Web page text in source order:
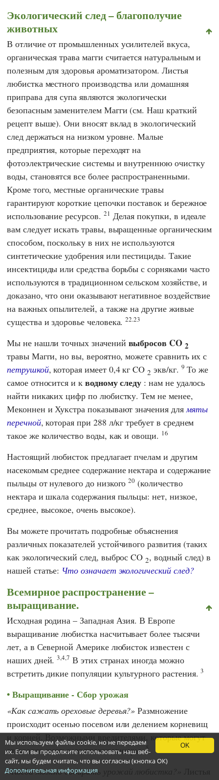
Экологический след – благополучие
животных
В отличие от промышленных усилителей вкуса,
органическая трава магги считается натуральным и
полезным для здоровья ароматизатором. Листья
любистка местного производства или домашняя
приправа для супа являются экологически
безопасным заменителем Магги (см. Наш краткий
рецепт выше). Они вносят вклад в экологический
след держаться на низком уровне. Малые
предприятия, которые переходят на
фотоэлектрические системы и внутреннюю очистку
воды, становятся все более распространенными.
Кроме того, местные органические травы
гарантируют короткие цепочки поставок и бережное
использование ресурсов. 21 Делая покупки, в идеале
вам следует искать травы, выращенные органическим
способом, поскольку в них не используются
синтетические удобрения или пестициды. Такие
инсектициды или средства борьбы с сорняками часто
используются в традиционном сельском хозяйстве, и
доказано, что они оказывают негативное воздействие
на важных опылителей, а также на другие живые
существа и здоровье человека.22.23
Мы не нашли точных значений выбросов CO 2
травы Магги, но вы, вероятно, можете сравнить их с
петрушкой, которая имеет 0,4 кг CO2 экв/кг. 9 То же
самое относится и к водному следу : нам не удалось
найти никаких цифр по любистку. Тем не менее,
Меконнен и Хукстра показывают значения длямяты
перечной, которая при 288 л/кг требует в среднем
такое же количество воды, как и овощи. 16
Настоящий любисток предлагает пчелам и другим
насекомым среднее содержание нектара и содержание
пыльцы от нулевого до низкого20 (количество
нектара и шкала содержания пыльцы: нет, низкое,
среднее, высокое, очень высокое).
Вы можете прочитать подробные объяснения
различных показателей устойчивого развития (таких
как экологический след, выброс CO2, водный след) в
нашей статье: Что означает экологический след?
Всемирное распространение –
выращивание.
Исходная родина – Западная Азия. В Европе
выращивание любистка насчитывает более тысячи
лет, а в Северной Америке любисток известен с
наших дней.3,4,7 В этих странах иногда можно
встретить дикие популяции культурного растения.3
Выращивание - Сбор урожая
Как сажать ореховые деревья? Размножение
происходит осенью посевом или делением корневищ
и корней. Возможными вредителями, которые могут
атаковать листья, являются минеры.5
Когда можно собирать урожай любистка?
OK
Мы используем файлы cookie, но не передаем
их. Если вы продолжите использовать наш веб-
сайт, мы будем считать, что вы согласны (кнопка ОК)
Дополнительная информация